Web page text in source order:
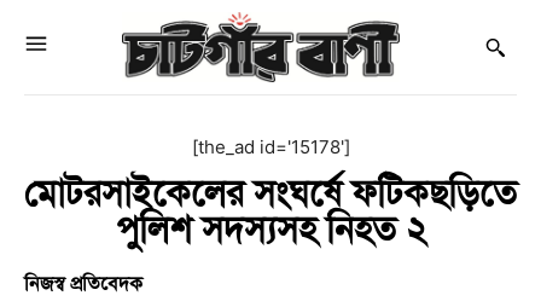
[the_ad id='15178']
মোটরসাইকেলের সংঘর্ষে ফটিকছড়িতে
পুলিশ সদস্যসহ নিহত ২
নিজস্ব প্রতিবেদক